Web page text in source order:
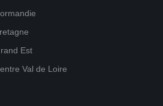
Est
Val de Loire